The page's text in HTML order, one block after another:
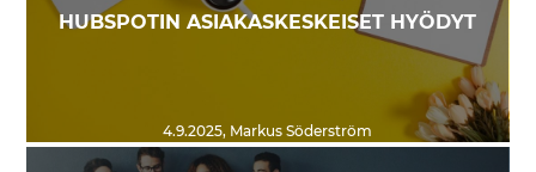
HUBSPOTIN ASIAKASKESKEISET HYÖDYT
4.9.2025, Markus Söderström